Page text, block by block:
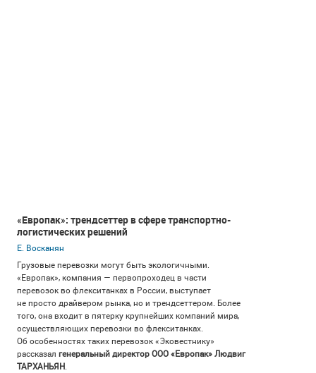
«Европак»: трендсеттер в сфере транспортно-
логистических решений
Е. Восканян
Грузовые перевозки могут быть экологичными.
«Европак», компания — первопроходец в части
перевозок во флекситанках в России, выступает
не просто драйвером рынка, но и трендсеттером. Более
того, она входит в пятерку крупнейших компаний мира,
осуществляющих перевозки во флекситанках.
Об особенностях таких перевозок «Эковестнику»
рассказал генеральный директор ООО «Европак» Людвиг
ТАРХАНЬЯН.